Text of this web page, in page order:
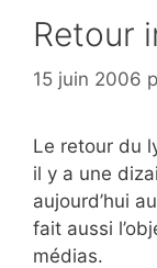
Retour
15 juin 2006
Le retour du
il y a une
aujourd’hui
fait aussi
médias.